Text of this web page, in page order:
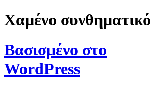
Χαμένο συνθηματικό
Βασισμένο στο
WordPress